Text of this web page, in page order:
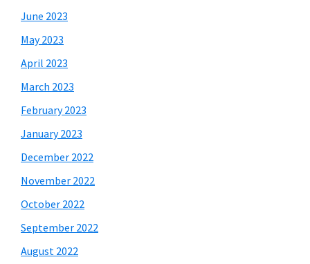
June 2023
May 2023
April 2023
March 2023
February 2023
January 2023
December 2022
November 2022
October 2022
September 2022
August 2022